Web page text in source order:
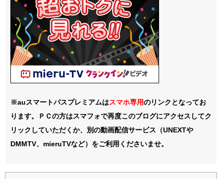
※auスマートパスプレミアムはスマホ専用のリンクとなってお
ります。ＰＣの方はスマフォで再度このブログにアクセスしてク
リックしていただくか、別の動画配信サービス（UNEXTや
DMMTV、mieruTVなど）をご利用くださいませ。